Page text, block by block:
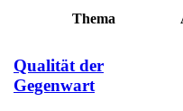
Thema
Qualität der
Gegenwart